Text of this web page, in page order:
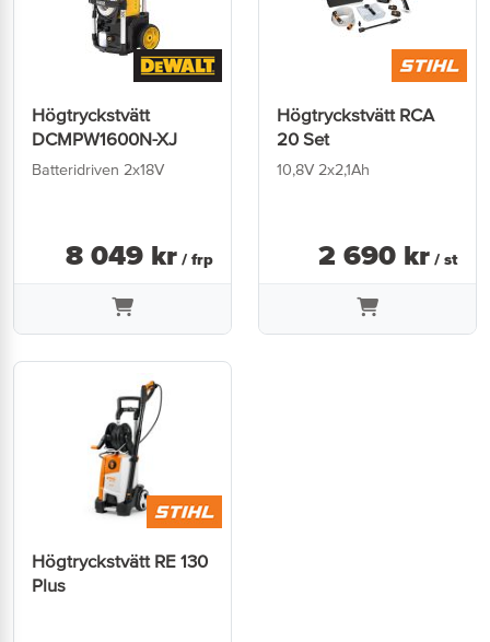
Högtryckstvätt
DCMPW1600N-XJ
Batteridriven 2x18V
8 049 kr / frp
Högtryckstvätt RCA
20 Set
10,8V 2x2,1Ah
2 690 kr / st
Högtryckstvätt RE 130
Plus